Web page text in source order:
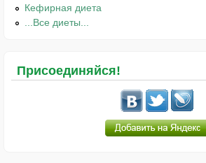
Кефирная диета
...Все диеты...
Присоединяйся!